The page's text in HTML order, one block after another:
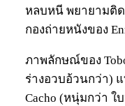
หลบหนี พยายามติ
กองถ่ายหนังของ
ภาพลักษณ์ของ
ร่างอวบอ้วนกว่า)
Cacho (หนุ่มกว่า ใ